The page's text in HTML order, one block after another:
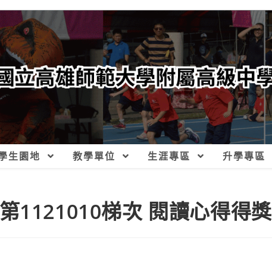
生園地 教學單位 生涯專區 升學專區
1121010梯次 閱讀心得得獎